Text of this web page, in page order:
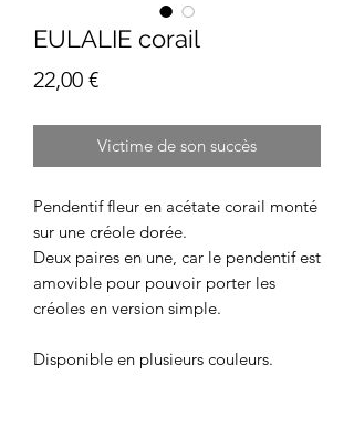
EULALIE corail
22,00 €Prix
Victime de son succès
Pendentif fleur en acétate corail monté
sur une créole dorée.
Deux paires en une, car le pendentif est
amovible pour pouvoir porter les
créoles en version simple.
Disponible en plusieurs couleurs.